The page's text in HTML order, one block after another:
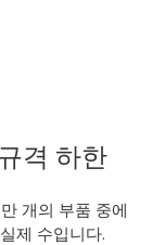
격 하한
개의 부품 중에
제 수입니다.